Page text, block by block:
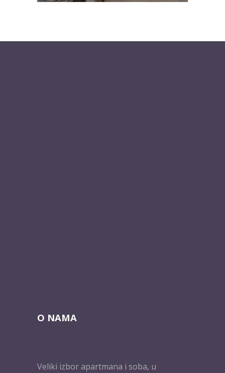
O NAMA
Veliki izbor apartmana i soba, u